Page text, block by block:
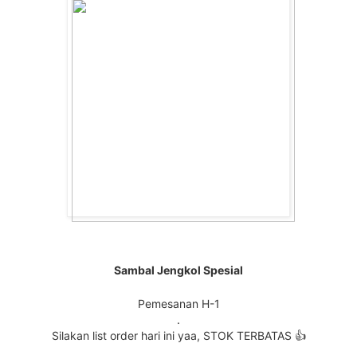
Sambal Jengkol Spesial
Pemesanan H-1
.
Silakan list order hari ini yaa, STOK TERBATAS 👍